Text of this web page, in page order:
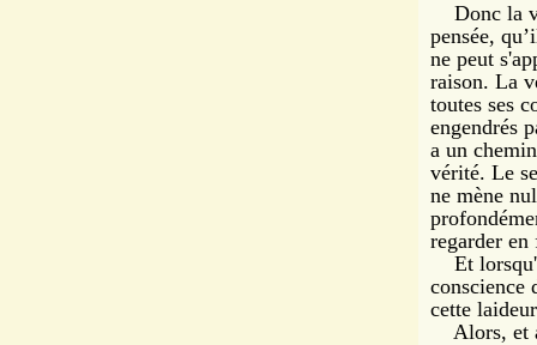
Donc la
pensée,
ne peut
raison. La
toutes ses
engendrés
a un
vérité. Le
ne mène
regarder
Et
conscience
cette
Alors, et